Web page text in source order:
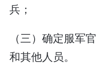
兵；
（三）确定服军
和其他人员。